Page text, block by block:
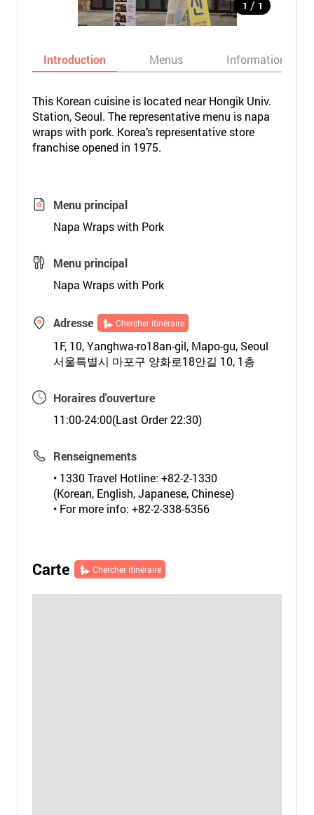
1 / 1
Introduction Menus Informations
This Korean cuisine is located near Hongik Univ.
Station, Seoul. The representative menu is napa
wraps with pork. Korea’s representative store
franchise opened in 1975.
Menu principal
Napa Wraps with Pork
Menu principal
Napa Wraps with Pork
Adresse Chercher itinéraire
1F, 10, Yanghwa-ro18an-gil, Mapo-gu, Seoul
서울특별시 마포구 양화로18안길 10, 1층
Horaires d'ouverture
11:00-24:00(Last Order 22:30)
Renseignements
• 1330 Travel Hotline: +82-2-1330
(Korean, English, Japanese, Chinese)
• For more info: +82-2-338-5356
Carte Chercher itinéraire